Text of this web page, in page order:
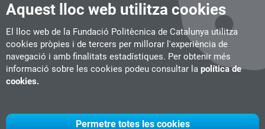
Aquest lloc web utilitza cookies
El lloc web de la Fundació Politècnica de Catalunya utilitza
cookies pròpies i de tercers per millorar l'experiència de
navegació i amb finalitats estadístiques. Per obtenir més
informació sobre les cookies podeu consultar la política de
cookies.
Permetre totes les cookies